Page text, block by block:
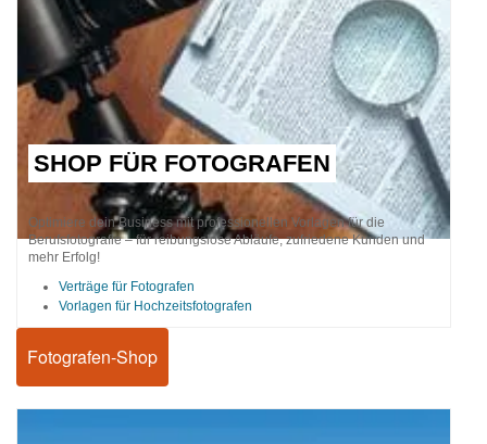
SHOP FÜR FOTOGRAFEN
Optimiere dein Business mit professionellen Vorlagen für die
Berufsfotografie – für reibungslose Abläufe, zufriedene Kunden und
mehr Erfolg!
Verträge für Fotografen
Vorlagen für Hochzeitsfotografen
Fotografen-Shop